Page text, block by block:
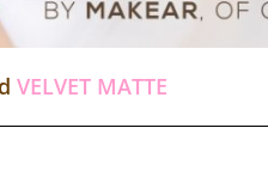
VELVET MATTE